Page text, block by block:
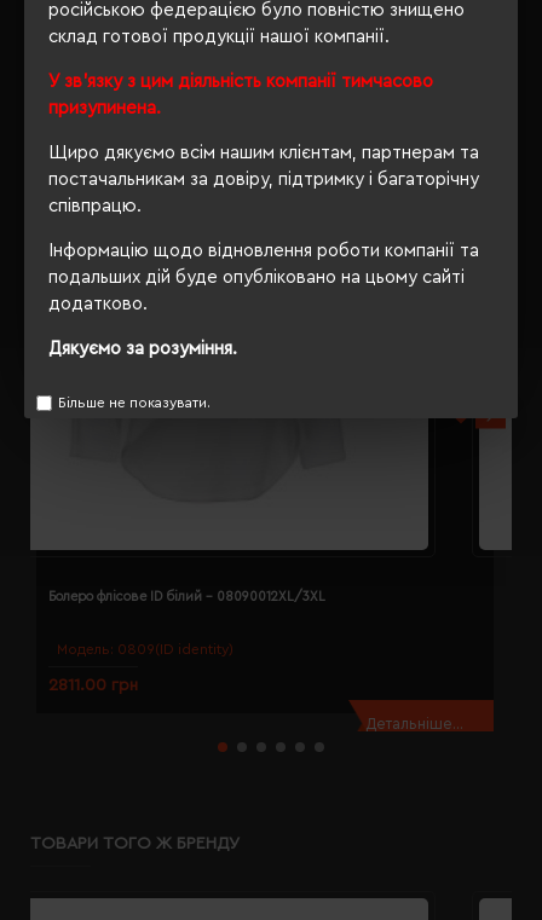
російською федерацією було повністю знищено
склад готової продукції нашої компанії.
У зв'язку з цим діяльність компанії тимчасово
призупинена.
Щиро дякуємо всім нашим клієнтам, партнерам та
постачальникам за довіру, підтримку і багаторічну
співпрацю.
Інформацію щодо відновлення роботи компанії та
подальших дій буде опубліковано на цьому сайті
додатково.
Дякуємо за розуміння.
Більше не показувати.
Модель: 0809(ID identity)
Болеро флісове ID білий - 08090012XL/3XL
2811.00 грн
Детальніше...
ТОВАРИ ТОГО Ж БРЕНДУ